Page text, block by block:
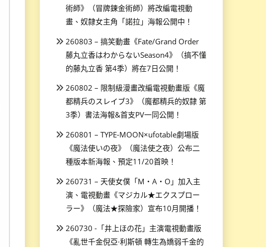
術師》（冒牌鍊金術師）將改編電視動
畫、奴隸女主角「諾拉」海報公開中！
260803 – 搞笑動畫《Fate/Grand Order
藤丸立香はわからないSeason4》（搞不懂
的藤丸立香 第4季）將在7日公開！
260802 – 限制級漫畫改編電視動畫版《魔
都精兵のスレイブ3》（魔都精兵的奴隸 第
3季）書法海報&首支PV一同公開！
260801 – TYPE-MOON×ufotable劇場版
《魔法使いの夜》（魔法使之夜）公布二
種版本新海報、預定11/20首映！
260731 – 天使女僕「M・A・O」加入主
演、電視動畫《マジカル★エクスプロー
ラー》（魔法★探險家）宣布10月開播！
260730 -「井上ほの花」主演電視動畫版
《亂世千金倪亞·利斯頓 轉生為嬌弱千金的